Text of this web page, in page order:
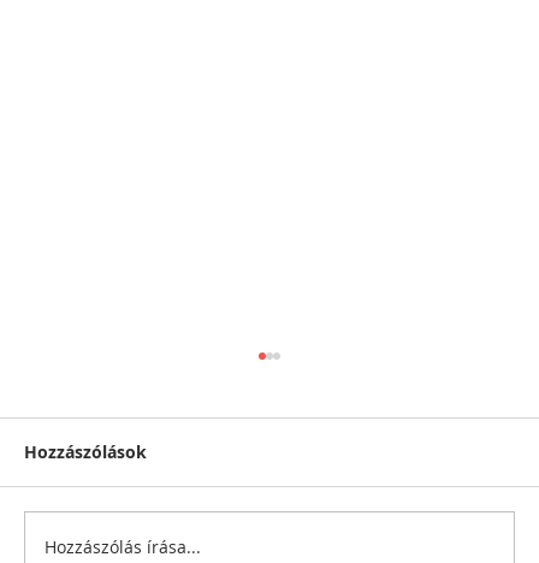
Hozzászólások
Hozzászólás írása...